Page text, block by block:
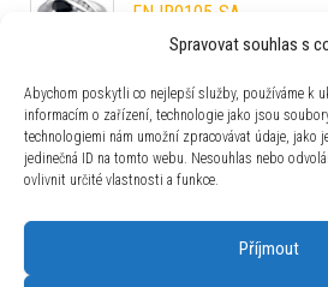
Spravovat souhlas s
Abychom poskytli co nejlepší služby, používáme k
informacím o zařízení, technologie jako jsou
technologiemi nám umožní zpracovávat údaje, jako
jedinečná ID na tomto webu. Nesouhlas nebo
ovlivnit určité vlastnosti a funkce.
Příjmout
FNJR0105-SA
2 490Kč
Stříbrný snubní prsten
2 290Kč
Snubní stříbrný prsten